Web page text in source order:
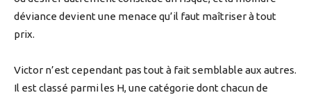
déviance devient une menace qu’il faut maîtriser à tout
prix.
Victor n’est cependant pas tout à fait semblable aux autres.
Il est classé parmi les H, une catégorie dont chacun de